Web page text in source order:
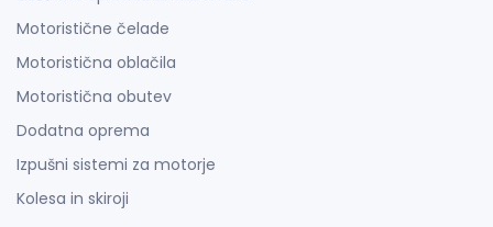
Motoristične čelade
Motoristična oblačila
Motoristična obutev
Dodatna oprema
Izpušni sistemi za motorje
Kolesa in skiroji